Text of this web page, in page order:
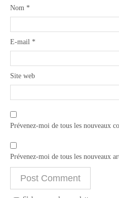
Nom *
E-mail *
Site web
Prévenez-moi de tous les nouveaux
Prévenez-moi de tous les nouveaux